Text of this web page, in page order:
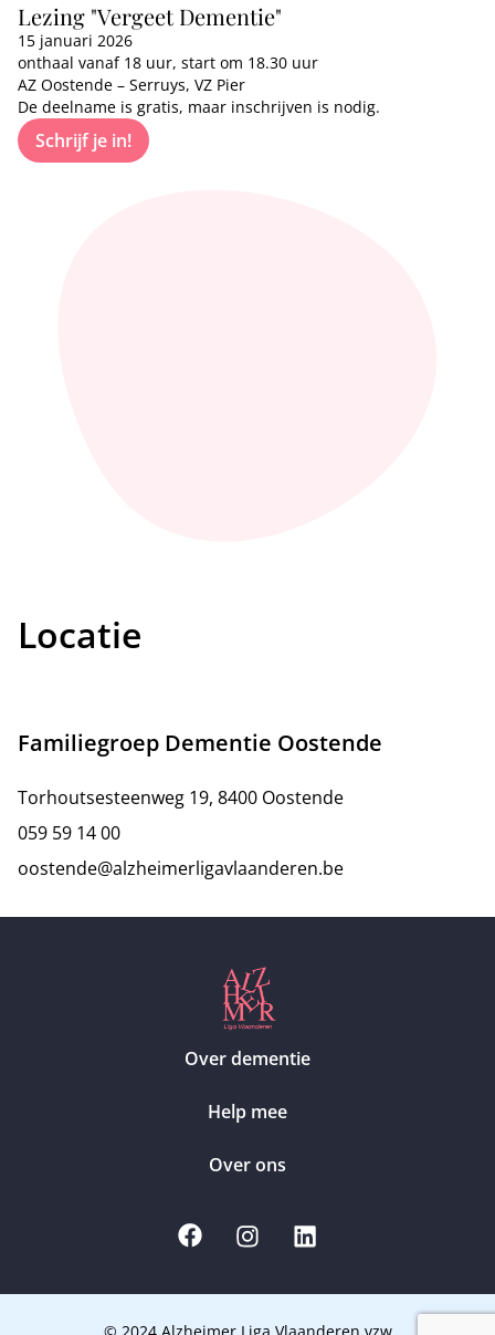
Lezing "Vergeet Dementie"
15 januari 2026
onthaal vanaf 18 uur, start om 18.30 uur
AZ Oostende – Serruys, VZ Pier
De deelname is gratis, maar inschrijven is nodig.
Schrijf je in!
Locatie
Familiegroep Dementie Oostende
Torhoutsesteenweg 19, 8400 Oostende
059 59 14 00
oostende@alzheimerligavlaanderen.be
Over dementie
Help mee
Over ons